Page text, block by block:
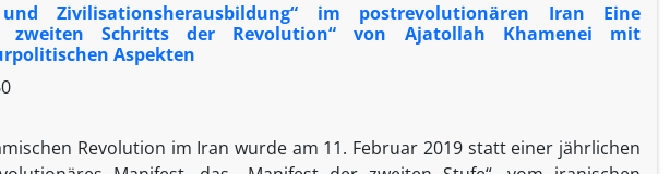
und Zivilisationsherausbildung“ im postrevolutionären Iran Eine
zweiten Schritts der Revolution“ von Ajatollah Khamenei mit
Aspekten
Revolution im Iran wurde am 11. Februar 2019 statt einer jährlichen